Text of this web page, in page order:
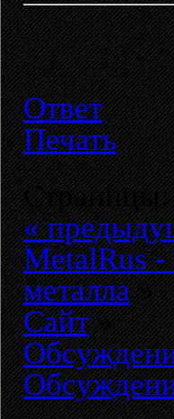
Ответ
Печать
«
MetalRus -
металла»
Сайт»